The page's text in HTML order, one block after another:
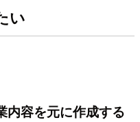
い
内容を元に作成する